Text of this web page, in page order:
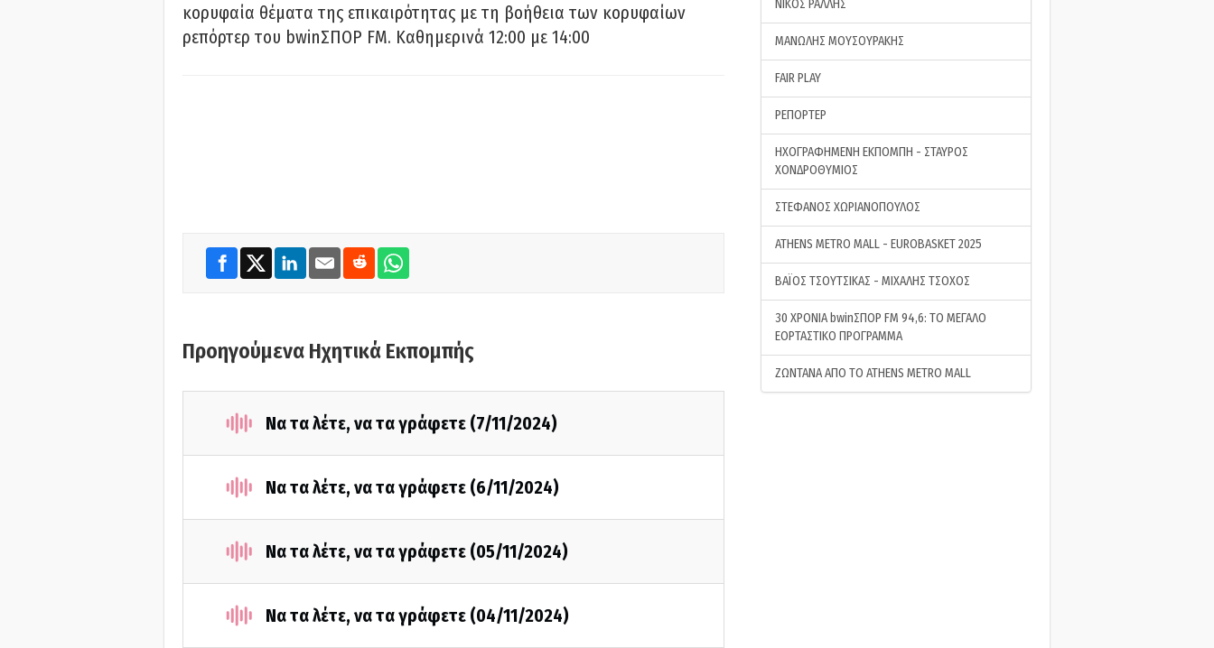
κορυφαία θέματα της επικαιρότητας με τη βοήθεια των κορυφαίων
ρεπόρτερ του bwinΣΠΟΡ FM. Καθημερινά 12:00 με 14:00
Προηγούμενα Ηχητικά Εκπομπής
Να τα λέτε, να τα γράφετε (7/11/2024)
Να τα λέτε, να τα γράφετε (6/11/2024)
Να τα λέτε, να τα γράφετε (05/11/2024)
Να τα λέτε, να τα γράφετε (04/11/2024)
ΝΙΚΟΣ ΡΑΛΛΗΣ
ΜΑΝΩΛΗΣ ΜΟΥΣΟΥΡΑΚΗΣ
FAIR PLAY
ΡΕΠΟΡΤΕΡ
ΗΧΟΓΡΑΦΗΜΕΝΗ ΕΚΠΟΜΠΗ - ΣΤΑΥΡΟΣ
ΧΟΝΔΡΟΘΥΜΙΟΣ
ΣΤΕΦΑΝΟΣ ΧΩΡΙΑΝΟΠΟΥΛΟΣ
ATHENS METRO MALL - EUROBASKET 2025
ΒΑΪΟΣ ΤΣΟΥΤΣΙΚΑΣ - ΜΙΧΑΛΗΣ ΤΣΟΧΟΣ
30 ΧΡΟΝΙΑ bwinΣΠΟΡ FM 94,6: ΤΟ ΜΕΓΑΛΟ
ΕΟΡΤΑΣΤΙΚΟ ΠΡΟΓΡΑΜΜΑ
ΖΩΝΤΑΝΑ ΑΠΟ ΤΟ ATHENS METRO MALL